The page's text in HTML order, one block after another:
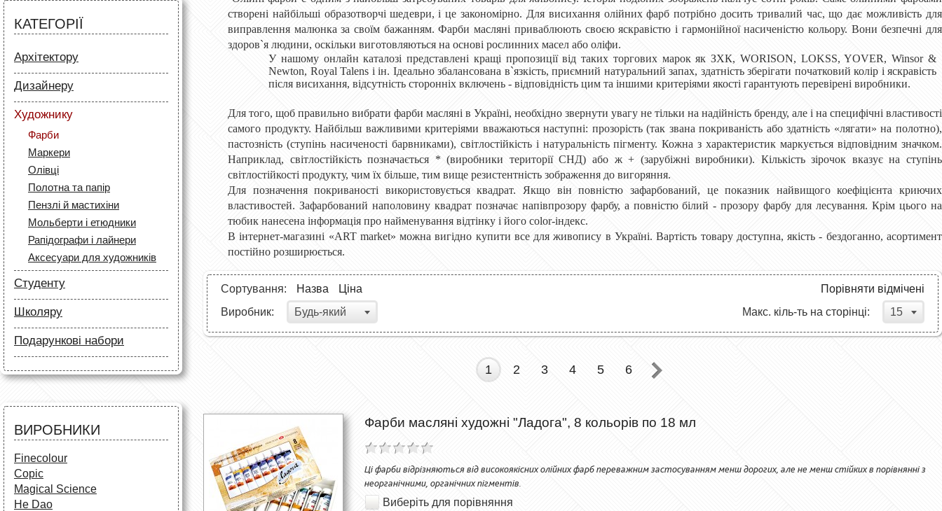
КАТЕГОРІЇ
Архітектору
Папір
Лайнери
Маркери
Олівці
Аксесуари для архітекторів
Дизайнеру
Папір
Олівці
Скетч маркери
Лайнери (рапідографи)
Аксесуари для дизайнерів
Художнику
Фарби
Маркери
Олівці
Полотна та папір
Пензлі й мастихіни
Мольберти і етюдники
Рапідографи і лайнери
Аксесуари для художників
Студенту
Папір
Лайнери
Маркери
Олівці
Все для креслення
Школяру
Папір
Маркери
Все для креслення
Все для творчості
Аксесуари для школярів
Подарункові набори
Олівці
Фарби та пензлі
ВИРОБНИКИ
Finecolour
Copic
Magical Science
He Dao
створені найбільші образотворчі шедеври, і це закономірно. Для висихання олійних фарб потрібно досить тривалий час, що дає можливість для
виправлення малюнка за своїм бажанням. Фарби масляні приваблюють своєю яскравістю і гармонійної насиченістю кольору. Вони безпечні для
здоров`я людини, оскільки виготовляються на основі рослинних масел або оліфи.
У нашому онлайн каталозі представлені кращі пропозиції від таких торгових марок як ЗХК, WORISON, LOKSS, YOVER, Winsor &
Newton, Royal Talens і ін. Ідеально збалансована в`язкість, приємний натуральний запах, здатність зберігати початковий колір і яскравість
після висихання, відсутність сторонніх включень - відповідність цим та іншими критеріями якості гарантують перевірені виробники.
Для того, щоб правильно вибрати фарби масляні в Україні, необхідно звернути увагу не тільки на надійність бренду, але і на специфічні властивості
самого продукту. Найбільш важливими критеріями вважаються наступні: прозорість (так звана покриваність або здатність «лягати» на полотно),
пастозність (ступінь насиченості барвниками), світлостійкість і натуральність пігменту. Кожна з характеристик маркується відповідним значком.
Наприклад, світлостійкість позначається * (виробники території СНД) або ж + (зарубіжні виробники). Кількість зірочок вказує на ступінь
світлостійкості продукту, чим їх більше, тим вище резистентність зображення до вигоряння.
Для позначення покриваності використовується квадрат. Якщо він повністю зафарбований, це показник найвищого коефіцієнта криючих
властивостей. Зафарбований наполовину квадрат позначає напівпрозору фарбу, а повністю білий - прозору фарбу для лесування. Крім цього на
тюбик нанесена інформація про найменування відтінку і його color-індекс.
В інтернет-магазині «ART market» можна вигідно купити все для живопису в Україні. Вартість товару доступна, якість - бездоганно, асортимент
постійно розширюється.
Сортування: Назва
Ціна
Виробник:
Будь-який
Порівняти відмічені
Макс. кіль-ть на сторінці:
15
1 2 3 4 5 6
Фарби масляні художні "Ладога", 8 кольорів по 18 мл
Ці фарби відрізняються від високоякісних олійних фарб переважним застосуванням менш дорогих, але не менш стійких в порівнянні з
неорганічними, органічних пігментів.
Виберіть для порівняння